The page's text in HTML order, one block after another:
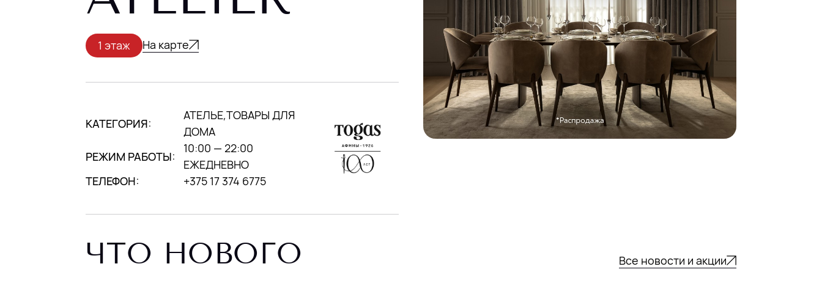
1 этаж На карте
КАТЕГОРИЯ:
АТЕЛЬЕ,ТОВАРЫ ДЛЯ
ДОМА
РЕЖИМ РАБОТЫ:
10:00 — 22:00
ЕЖЕДНЕВНО
ТЕЛЕФОН:
+375 17 374 6775
ЧТО НОВОГО Все новости и акции